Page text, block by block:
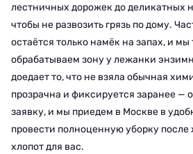
лестничных дорожек до деликатных
чтобы не развозить грязь по дому.
остаётся только намёк на запах, и мы
обрабатываем зону у лежанки
доедает то, что не взяла обычная
прозрачна и фиксируется заранее —
заявку, и мы приедем в Москве в
провести полноценную уборку
хлопот для вас.